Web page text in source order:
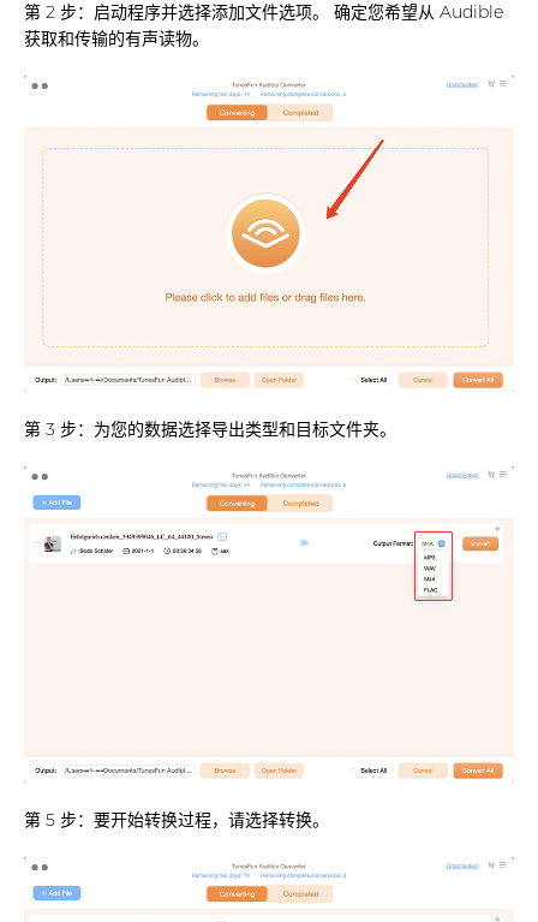
第 2 步：启动程序并选择添加文件选项。 确定您希望从 Audible
获取和传输的有声读物。
第 3 步：为您的数据选择导出类型和目标文件夹。
第 5 步：要开始转换过程，请选择转换。